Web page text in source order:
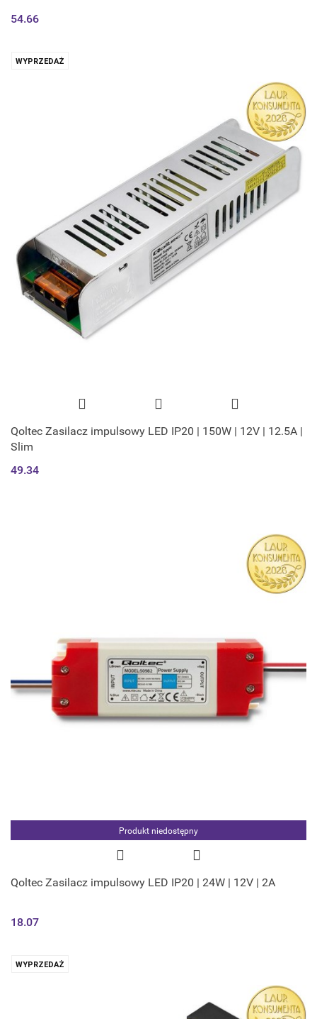
54.66
WYPRZEDAŻ
Qoltec Zasilacz impulsowy LED IP20 | 150W | 12V | 12.5A |
Slim
49.34
Produkt niedostępny
Qoltec Zasilacz impulsowy LED IP20 | 24W | 12V | 2A
18.07
WYPRZEDAŻ